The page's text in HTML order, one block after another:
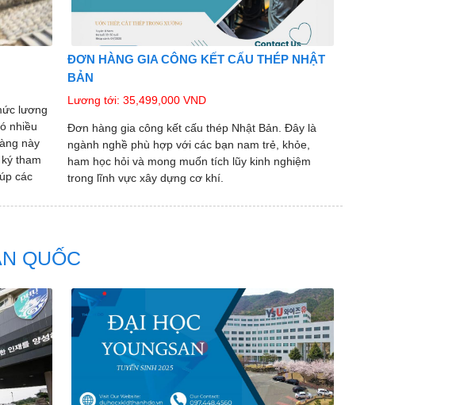
lương
nhiều
này
tham
các
ĐƠN HÀNG GIA CÔNG KẾT CẤU THÉP NHẬT
BẢN
Lương tới: 35,499,000 VND
Đơn hàng gia công kết cấu thép Nhật Bản. Đây là
ngành nghề phù hợp với các bạn nam trẻ, khỏe,
ham học hỏi và mong muốn tích lũy kinh nghiệm
trong lĩnh vực xây dựng cơ khí.
QUỐC